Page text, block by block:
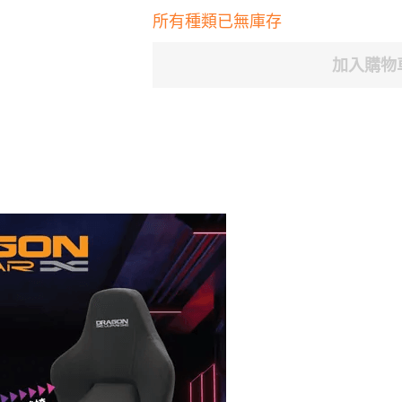
所有種類已無庫存
加入購物